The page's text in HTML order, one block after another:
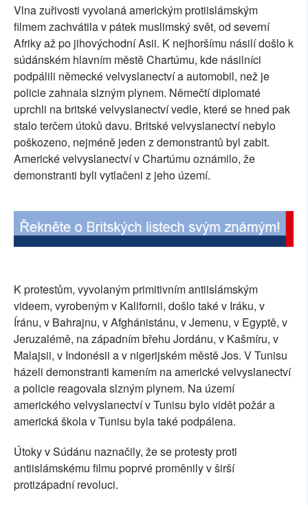
SOCIÁLNÍ SÍTĚ
RUBRIKY
PLNÁ VERZE STRÁNEK
Vlna zuřivosti vyvolaná americkým protiislámským
filmem zachvátila v pátek muslimský svět, od severní
Afriky až po jihovýchodní Asii. K nejhoršímu násilí došlo k
súdánském hlavním městě Chartúmu, kde násilníci
podpálili německé velvyslanectví a automobil, než je
policie zahnala slzným plynem. Němečtí diplomaté
uprchli na britské velvyslanectví vedle, které se hned pak
stalo terčem útoků davu. Britské velvyslanectví nebylo
poškozeno, nejméně jeden z demonstrantů byl zabit.
Americké velvyslanectví v Chartúmu oznámilo, že
demonstranti byli vytlačeni z jeho území.
K protestům, vyvolaným primitivním antiislámským
videem, vyrobeným v Kalifornii, došlo také v Iráku, v
Íránu, v Bahrajnu, v Afghánistánu, v Jemenu, v Egyptě, v
Jeruzalémě, na západním břehu Jordánu, v Kašmíru, v
Malajsii, v Indonésii a v nigerijském městě Jos. V Tunisu
házeli demonstranti kamením na americké velvyslanectví
a policie reagovala slzným plynem. Na území
amerického velvyslanectví v Tunisu bylo vidět požár a
americká škola v Tunisu byla také podpálena.
Útoky v Súdánu naznačily, že se protesty proti
antiislámskému filmu poprvé proměnily v širší
protizápadní revoluci.